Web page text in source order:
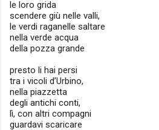
le loro grida
scendere giù nelle valli,
le verdi raganelle saltare
nella verde acqua
della pozza grande
presto li hai persi
tra i vicoli d’Urbino,
nella piazzetta
degli antichi conti,
lì, con altri compagni
guardavi scaricare